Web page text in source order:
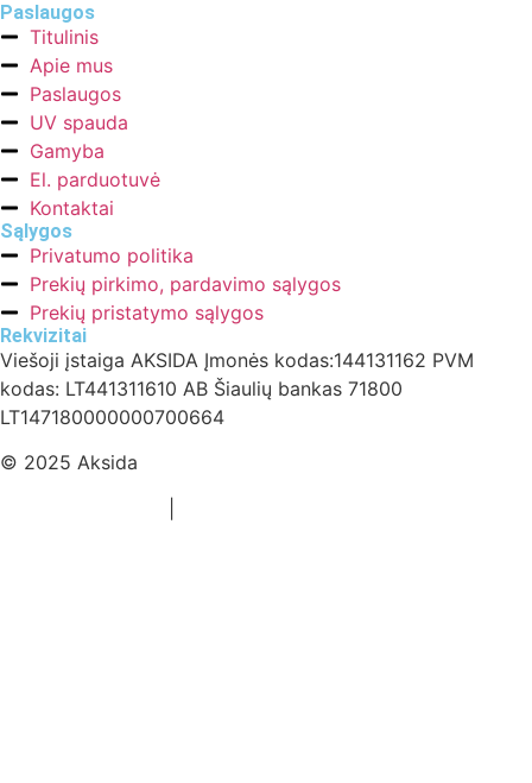
Paslaugos
Titulinis
Apie mus
Paslaugos
UV spauda
Gamyba
El. parduotuvė
Kontaktai
Sąlygos
Privatumo politika
Prekių pirkimo, pardavimo sąlygos
Prekių pristatymo sąlygos
Rekvizitai
Viešoji įstaiga AKSIDA Įmonės kodas:144131162 PVM
kodas: LT441311610 AB Šiaulių bankas 71800
LT147180000000700664
© 2025 Aksida